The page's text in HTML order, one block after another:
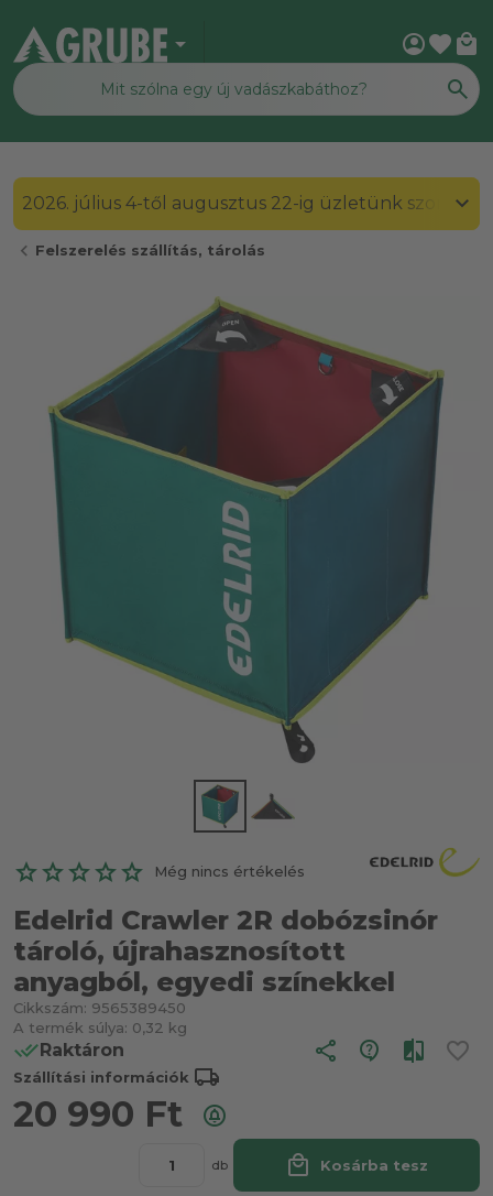
arrow_drop_down account_circlefavorite local_mall
2026. július 4-től augusztus 22-ig üzletünk
chevron_left Felszerelés szállítás, tárolás
Még nincs értékelés
Edelrid Crawler 2R dobózsinór
tároló, újrahasznosított
anyagból, egyedi színekkel
Cikkszám: 9565389450
A termék súlya: 0,32 kg
Raktáron share
Szállítási információk local_shipping
20 990 Ft
db local_mall Kosárba tesz